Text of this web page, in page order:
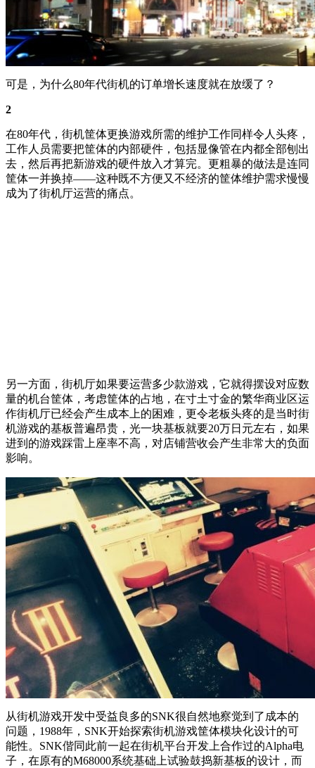
可是，为什么80年代街机的订单增长速度就在放缓了？
2
在80年代，街机筐体更换游戏所需的维护工作同样令人头疼，
工作人员需要把筐体的内部硬件，包括显像管在内都全部刨出
去，然后再把新游戏的硬件放入才算完。更粗暴的做法是连同
筐体一并换掉——这种既不方便又不经济的筐体维护需求慢慢
成为了街机厅运营的痛点。
另一方面，街机厅如果要运营多少款游戏，它就得摆设对应数
量的机台筐体，考虑筐体的占地，在寸土寸金的繁华商业区运
作街机厅已经会产生成本上的困难，更令老板头疼的是当时街
机游戏的基板普遍昂贵，光一块基板就要20万日元左右，如果
进到的游戏踩雷上座率不高，对店铺营收会产生非常大的负面
影响。
从街机游戏开发中受益良多的SNK很自然地察觉到了成本的
问题，1988年，SNK开始探索街机游戏筐体模块化设计的可
能性。SNK偕同此前一起在街机平台开发上合作过的Alpha电
子，在原有的M68000系统基础上试验鼓捣新基板的设计，而